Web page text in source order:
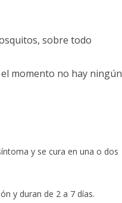
sobre todo
momento no hay ningún
y se cura en una o dos
y duran de 2 a 7 días.